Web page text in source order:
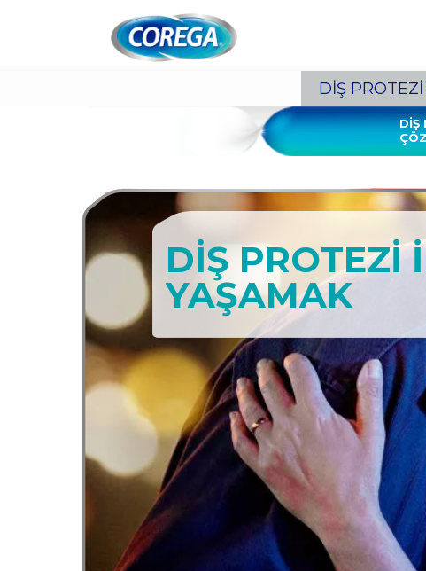
DİŞ
DIŞ
DİŞ PROTEZİ
YAŞAMAK